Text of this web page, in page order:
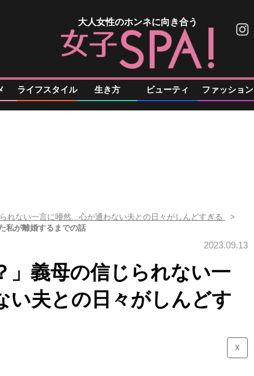
大人女性のホンネに向き合う
ライフスタイル 生き方 ビューティ ファッション
れない一言に唖然…心が通わない夫との日々がしんどすぎる
私が離婚するまでの話
2023.09.13
」義母の信じられない一
夫との日々がしんどす
☓